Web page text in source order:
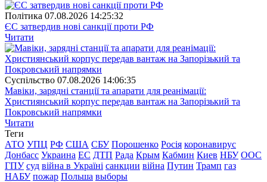
Полiтика 07.08.2026 14:25:32
ЄС затвердив нові санкції проти РФ
Читати
Суспiльство 07.08.2026 14:06:35
Мавіки, зарядні станції та апарати для реанімації:
Християнський корпус передав вантаж на Запорізький та
Покровський напрямки
Читати
Теги
АТО УПЦ РФ США СБУ Порошенко Росія коронавирус
Донбасс Украина ЕС ДТП Рада Крым Кабмин Киев НБУ ООС
ГПУ суд війна в Україні санкции війна Путин Трамп газ
НАБУ пожар Польша выборы